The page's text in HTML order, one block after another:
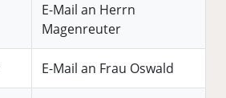
E-Mail an Herrn
Magenreuter
E-Mail an Frau Oswald